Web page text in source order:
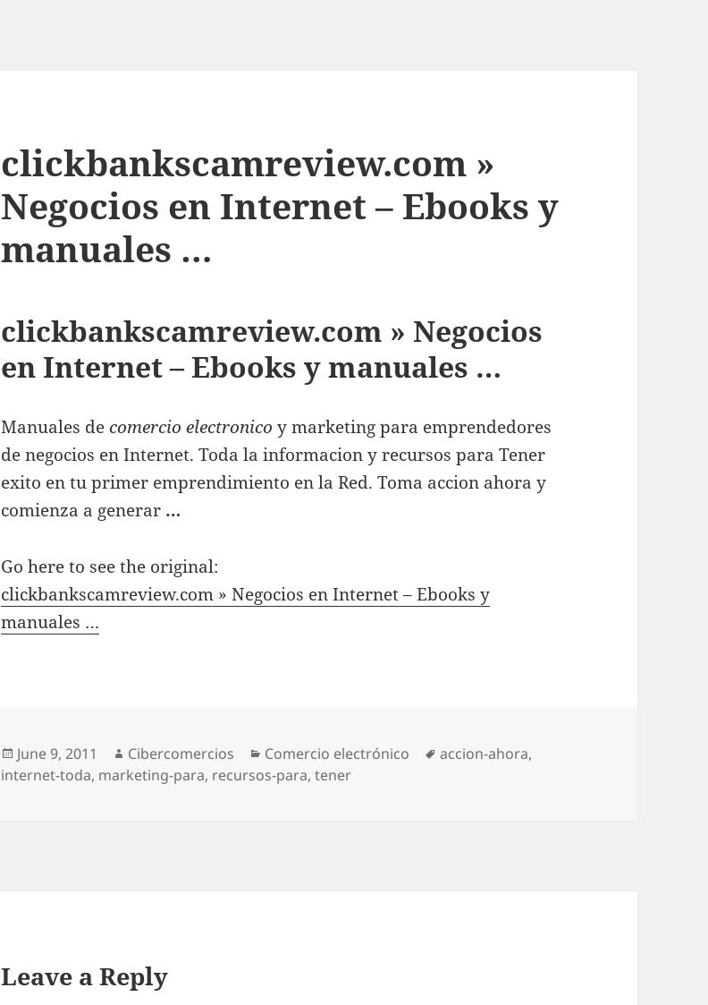
clickbankscamreview.com »
Negocios en Internet – Ebooks y
manuales …
clickbankscamreview.com » Negocios
en Internet – Ebooks y manuales …
Manuales decomercio electronico y marketing para emprendedores
de negocios en Internet. Toda la informacion y recursos para Tener
exito en tu primer emprendimiento en la Red. Toma accion ahora y
comienza a generar …
Go here to see the original:
clickbankscamreview.com » Negocios en Internet – Ebooks y
manuales …
Posted
on
June 9, 2011 Author
Cibercomercios Categories
Comercio electrónico Tags
accion-ahora,
internet-toda, marketing-para, recursos-para,tener
Leave a Reply